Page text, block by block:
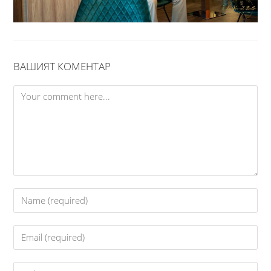
ВАШИЯТ КОМЕНТАР
Comment
Enter
your
name
Enter
your
email